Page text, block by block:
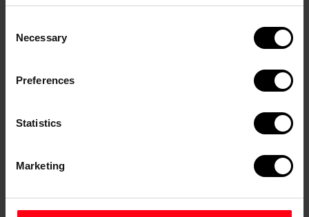
Selection
Necessary
Preferences
Statistics
Marketing